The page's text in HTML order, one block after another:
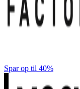
Spar op til 40%